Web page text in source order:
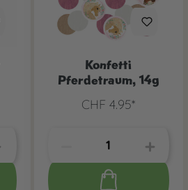
Konfetti
Pferdetraum, 14g
CHF 4.95*